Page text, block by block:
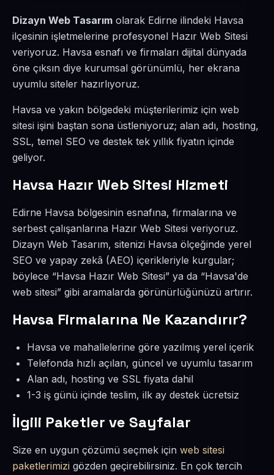
Dizayn Web Tasarım olarak Edirne ilindeki Havsa
ilçesinin işletmelerine profesyonel Hazır Web Sitesi
veriyoruz. Havsa esnafı ve firmaları dijital dünyada
öne çıksın diye kurumsal görünümlü, her ekrana
uyumlu siteler hazırlıyoruz.
Havsa ve yakın bölgedeki müşterilerimiz için web
sitesi işini baştan sona üstleniyoruz; alan adı, hosting,
SSL, temel SEO ve destek tek yıllık fiyatın içinde
geliyor.
Havsa Hazır Web Sitesi Hizmeti
Edirne Havsa bölgesinin esnafına, firmalarına ve
serbest çalışanlarına Hazır Web Sitesi veriyoruz.
Dizayn Web Tasarım, sitenizi Havsa ölçeğinde yerel
SEO ve yapay zekâ (AEO) içerikleriyle kurgular;
böylece “Havsa Hazır Web Sitesi” ya da “Havsa'de
web sitesi” gibi aramalarda görünürlüğünüzü artırır.
Havsa Firmalarına Ne Kazandırır?
Havsa ve mahallelerine göre yazılmış yerel içerik
Telefonda hızlı açılan, güncel ve uyumlu tasarım
Alan adı, hosting ve SSL fiyata dahil
1-3 iş günü içinde teslim, ilk ay destek ücretsiz
İlgili Paketler ve Sayfalar
Size en uygun çözümü seçmek için web sitesi
paketlerimizi gözden geçirebilirsiniz. En çok tercih